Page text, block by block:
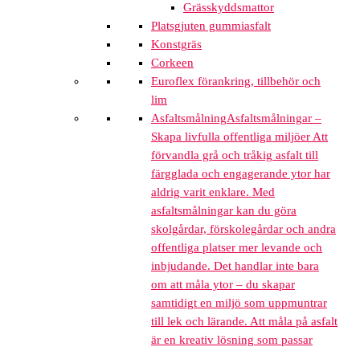
Grässkyddsmattor
Platsgjuten gummiasfalt
Konstgräs
Corkeen
Euroflex förankring, tillbehör och
lim
AsfaltsmålningAsfaltsmålningar –
Skapa livfulla offentliga miljöer Att
förvandla grå och tråkig asfalt till
färgglada och engagerande ytor har
aldrig varit enklare. Med
asfaltsmålningar kan du göra
skolgårdar, förskolegårdar och andra
offentliga platser mer levande och
inbjudande. Det handlar inte bara
om att måla ytor – du skapar
samtidigt en miljö som uppmuntrar
till lek och lärande. Att måla på asfalt
är en kreativ lösning som passar